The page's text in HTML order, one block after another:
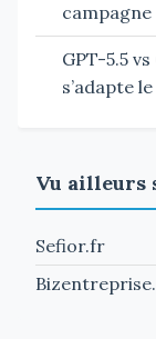
campagne
GPT-5.5
s’adapte
Vu ailleurs
Sefior.fr